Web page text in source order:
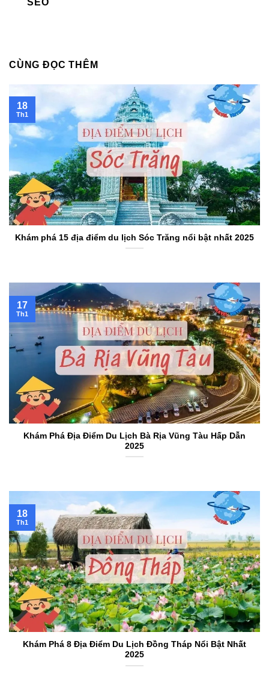
CÙNG ĐỌC THÊM
Khám phá 15 địa điểm du lịch Sóc Trăng nổi bật nhất 2025
18
Th1
Khám Phá Địa Điểm Du Lịch Bà Rịa Vũng Tàu Hấp Dẫn
2025
17
Th1
Khám Phá 8 Địa Điểm Du Lịch Đồng Tháp Nổi Bật Nhất
2025
18
Th1